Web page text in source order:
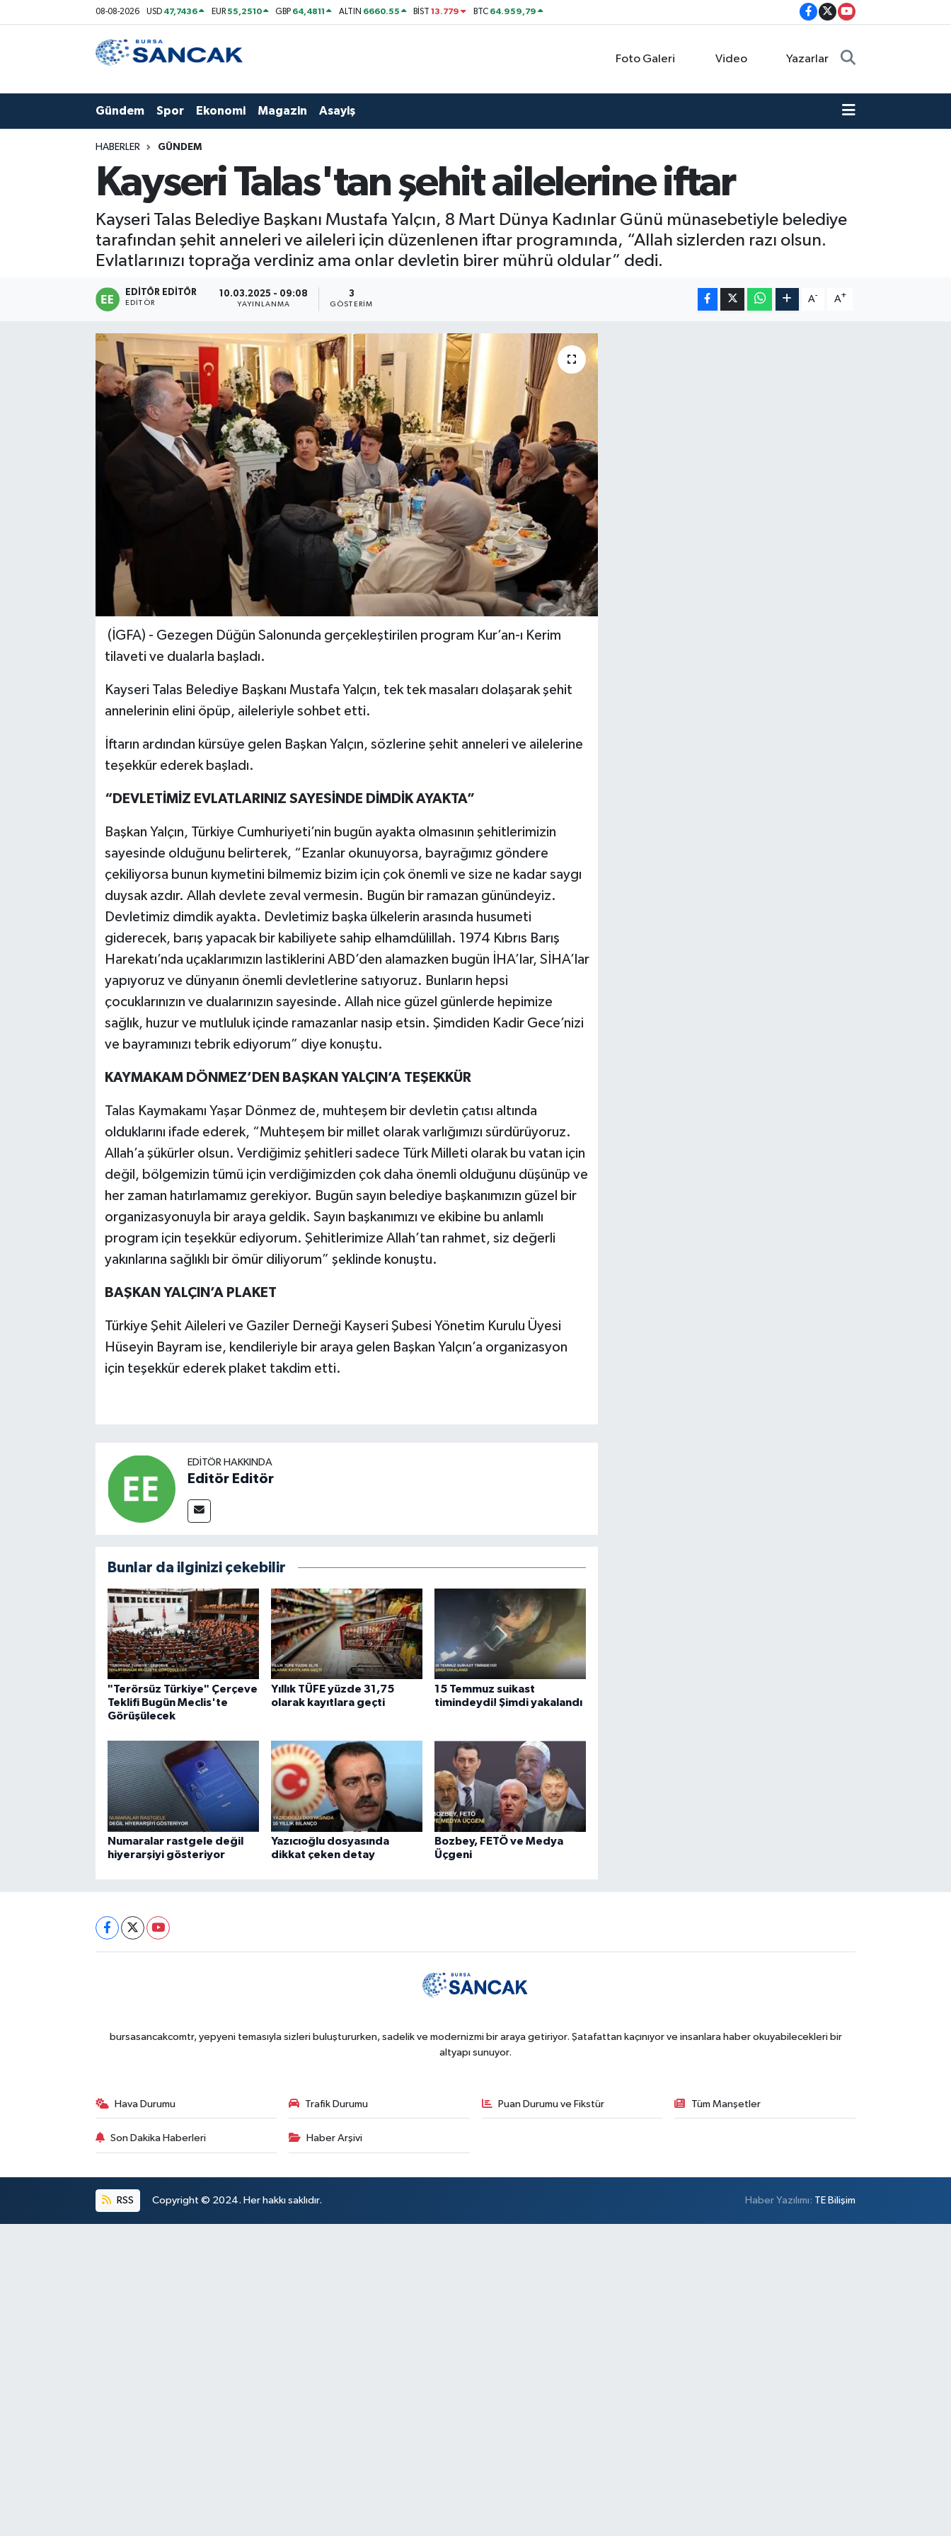
08-08-2026 USD 47,7436 EUR55,2510 GBP 64,4811 ALTIN 6660.55 BİST13.779 BTC 64.959,79
Foto Galeri Video Yazarlar
Gündem Spor Ekonomi Magazin Asayiş
HABERLER GÜNDEM
Kayseri Talas'tan şehit ailelerine iftar
Kayseri Talas Belediye Başkanı Mustafa Yalçın, 8 Mart Dünya Kadınlar Günü münasebetiyle belediye
tarafından şehit anneleri ve aileleri için düzenlenen iftar programında, “Allah sizlerden razı olsun.
Evlatlarınızı toprağa verdiniz ama onlar devletin birer mührü oldular” dedi.
EDITÖR EDITÖR
EDITÖR
10.03.2025 - 09:08
YAYINLANMA
3
GÖSTERIM
A- A+
(İGFA) - Gezegen Düğün Salonunda gerçekleştirilen program Kur’an-ı Kerim
tilaveti ve dualarla başladı.
Kayseri Talas Belediye Başkanı Mustafa Yalçın, tek tek masaları dolaşarak şehit
annelerinin elini öpüp, aileleriyle sohbet etti.
İftarın ardından kürsüye gelen Başkan Yalçın, sözlerine şehit anneleri ve ailelerine
teşekkür ederek başladı.
“DEVLETİMİZ EVLATLARINIZ SAYESİNDE DİMDİK AYAKTA”
Başkan Yalçın, Türkiye Cumhuriyeti’nin bugün ayakta olmasının şehitlerimizin
sayesinde olduğunu belirterek, “Ezanlar okunuyorsa, bayrağımız göndere
çekiliyorsa bunun kıymetini bilmemiz bizim için çok önemli ve size ne kadar saygı
duysak azdır. Allah devlete zeval vermesin. Bugün bir ramazan günündeyiz.
Devletimiz dimdik ayakta. Devletimiz başka ülkelerin arasında husumeti
giderecek, barış yapacak bir kabiliyete sahip elhamdülillah. 1974 Kıbrıs Barış
Harekatı’nda uçaklarımızın lastiklerini ABD’den alamazken bugün İHA’lar, SİHA’lar
yapıyoruz ve dünyanın önemli devletlerine satıyoruz. Bunların hepsi
çocuklarınızın ve dualarınızın sayesinde. Allah nice güzel günlerde hepimize
sağlık, huzur ve mutluluk içinde ramazanlar nasip etsin. Şimdiden Kadir Gece’nizi
ve bayramınızı tebrik ediyorum” diye konuştu.
KAYMAKAM DÖNMEZ’DEN BAŞKAN YALÇIN’A TEŞEKKÜR
Talas Kaymakamı Yaşar Dönmez de, muhteşem bir devletin çatısı altında
olduklarını ifade ederek, “Muhteşem bir millet olarak varlığımızı sürdürüyoruz.
Allah’a şükürler olsun. Verdiğimiz şehitleri sadece Türk Milleti olarak bu vatan için
değil, bölgemizin tümü için verdiğimizden çok daha önemli olduğunu düşünüp ve
her zaman hatırlamamız gerekiyor. Bugün sayın belediye başkanımızın güzel bir
organizasyonuyla bir araya geldik. Sayın başkanımızı ve ekibine bu anlamlı
program için teşekkür ediyorum. Şehitlerimize Allah’tan rahmet, siz değerli
yakınlarına sağlıklı bir ömür diliyorum” şeklinde konuştu.
BAŞKAN YALÇIN’A PLAKET
Türkiye Şehit Aileleri ve Gaziler Derneği Kayseri Şubesi Yönetim Kurulu Üyesi
Hüseyin Bayram ise, kendileriyle bir araya gelen Başkan Yalçın’a organizasyon
için teşekkür ederek plaket takdim etti.
EDITÖR HAKKINDA
Editör Editör
Bunlar da ilginizi çekebilir
"Terörsüz Türkiye" Çerçeve
Teklifi Bugün Meclis'te
Görüşülecek
Yıllık TÜFE yüzde 31,75
olarak kayıtlara geçti
15 Temmuz suikast
timindeydi! Şimdi yakalandı
Numaralar rastgele değil
hiyerarşiyi gösteriyor
Yazıcıoğlu dosyasında
dikkat çeken detay
Bozbey, FETÖ ve Medya
Üçgeni
bursasancakcomtr, yepyeni temasıyla sizleri buluştururken, sadelik ve modernizmi bir araya getiriyor. Şatafattan kaçınıyor ve insanlara haber okuyabilecekleri bir
altyapı sunuyor.
Hava Durumu Trafik Durumu Puan Durumu ve Fikstür Tüm Manşetler
Son Dakika Haberleri Haber Arşivi
RSS Copyright © 2024. Her hakkı saklıdır. Haber Yazılımı: TE Bilişim
Hava Durumu
Son Dakika Haberleri
Haber Arşivi